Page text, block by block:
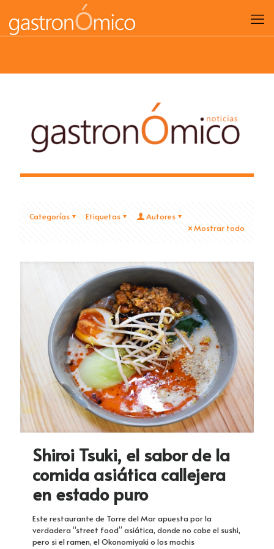
Categorías Etiquetas
Autores
Mostrar todo
Shiroi Tsuki, el sabor de la
comida asiática callejera
en estado puro
Este restaurante de Torre del Mar apuesta por la
verdadera “street food” asiática, donde no cabe el sushi,
pero si el ramen, el Okonomiyaki o los mochis